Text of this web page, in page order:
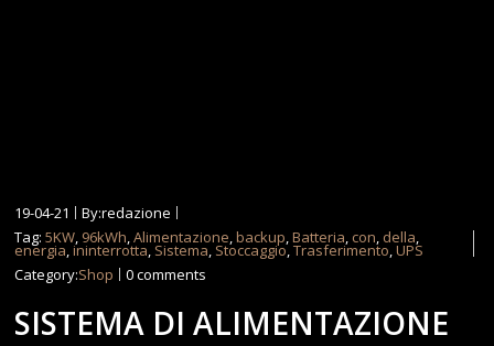
19-04-21
By:redazione
Tag:5KW, 96kWh,Alimentazione,backup,Batteria, con, della,
energia,ininterrotta, Sistema, Stoccaggio,Trasferimento,UPS
Category:Shop 0 comments
SISTEMA DI ALIMENTAZIONE